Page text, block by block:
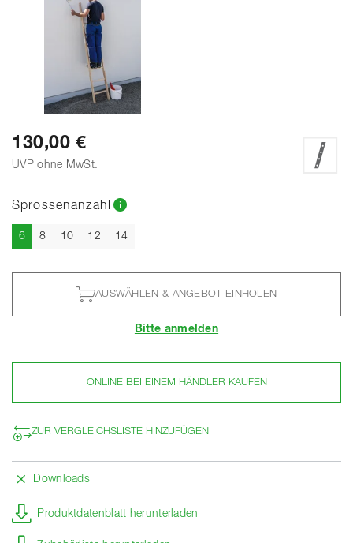
130,00 €
UVP ohne MwSt.
Sprossenanzahl
6Aktuell
8 10 12 14
AUSWÄHLEN & ANGEBOT EINHOLEN
Bitte anmelden
ONLINE BEI EINEM HÄNDLER KAUFEN
ZUR VERGLEICHSLISTE HINZUFÜGEN
Downloads
Produktdatenblatt herunterladen